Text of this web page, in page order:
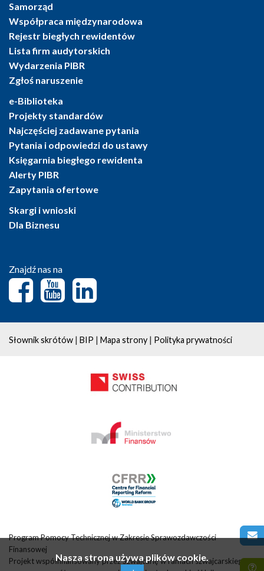
Samorząd
Współpraca międzynarodowa
Rejestr biegłych rewidentów
Lista firm audytorskich
Wydarzenia PIBR
Zgłoś naruszenie
e-Biblioteka
Projekty standardów
Najczęściej zadawane pytania
Pytania i odpowiedzi do ustawy
Księgarnia biegłego rewidenta
Alerty PIBR
Zapytania ofertowe
Skargi i wnioski
Dla Biznesu
Znajdź nas na
Słownik skrótów | BIP | Mapa strony | Polityka prywatności
Program Pomocy Technicznej w Zakresie Sprawozdawczości
Finansowej
Projekt współfinansowany przez Szwajcarię w ramach szwajcarskiego
Nasza strona używa plików cookie.